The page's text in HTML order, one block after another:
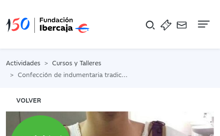
Actividades
Cursos y Talleres
Confección de indumentaria tradicional aragonesa. Martes
VOLVER